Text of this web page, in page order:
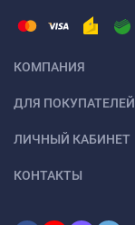
КОМПАНИЯ
ДЛЯ ПОКУПАТЕЛЕЙ
ЛИЧНЫЙ КАБИНЕТ
КОНТАКТЫ